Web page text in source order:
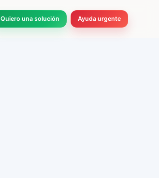
Quiero una solución Ayuda urgente